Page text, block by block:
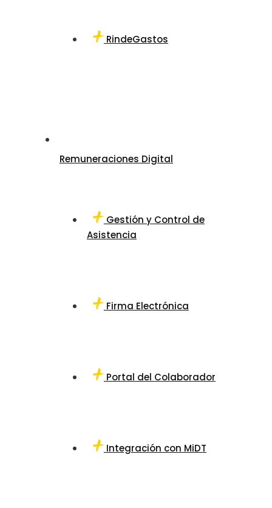
RindeGastos
Remuneraciones Digital
Gestión y Control de
Asistencia
Firma Electrónica
Portal del Colaborador
Integración con MiDT